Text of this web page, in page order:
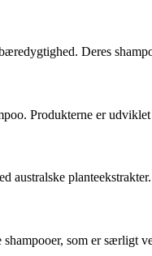
Deres
Produkterne er
australske
som er særligt